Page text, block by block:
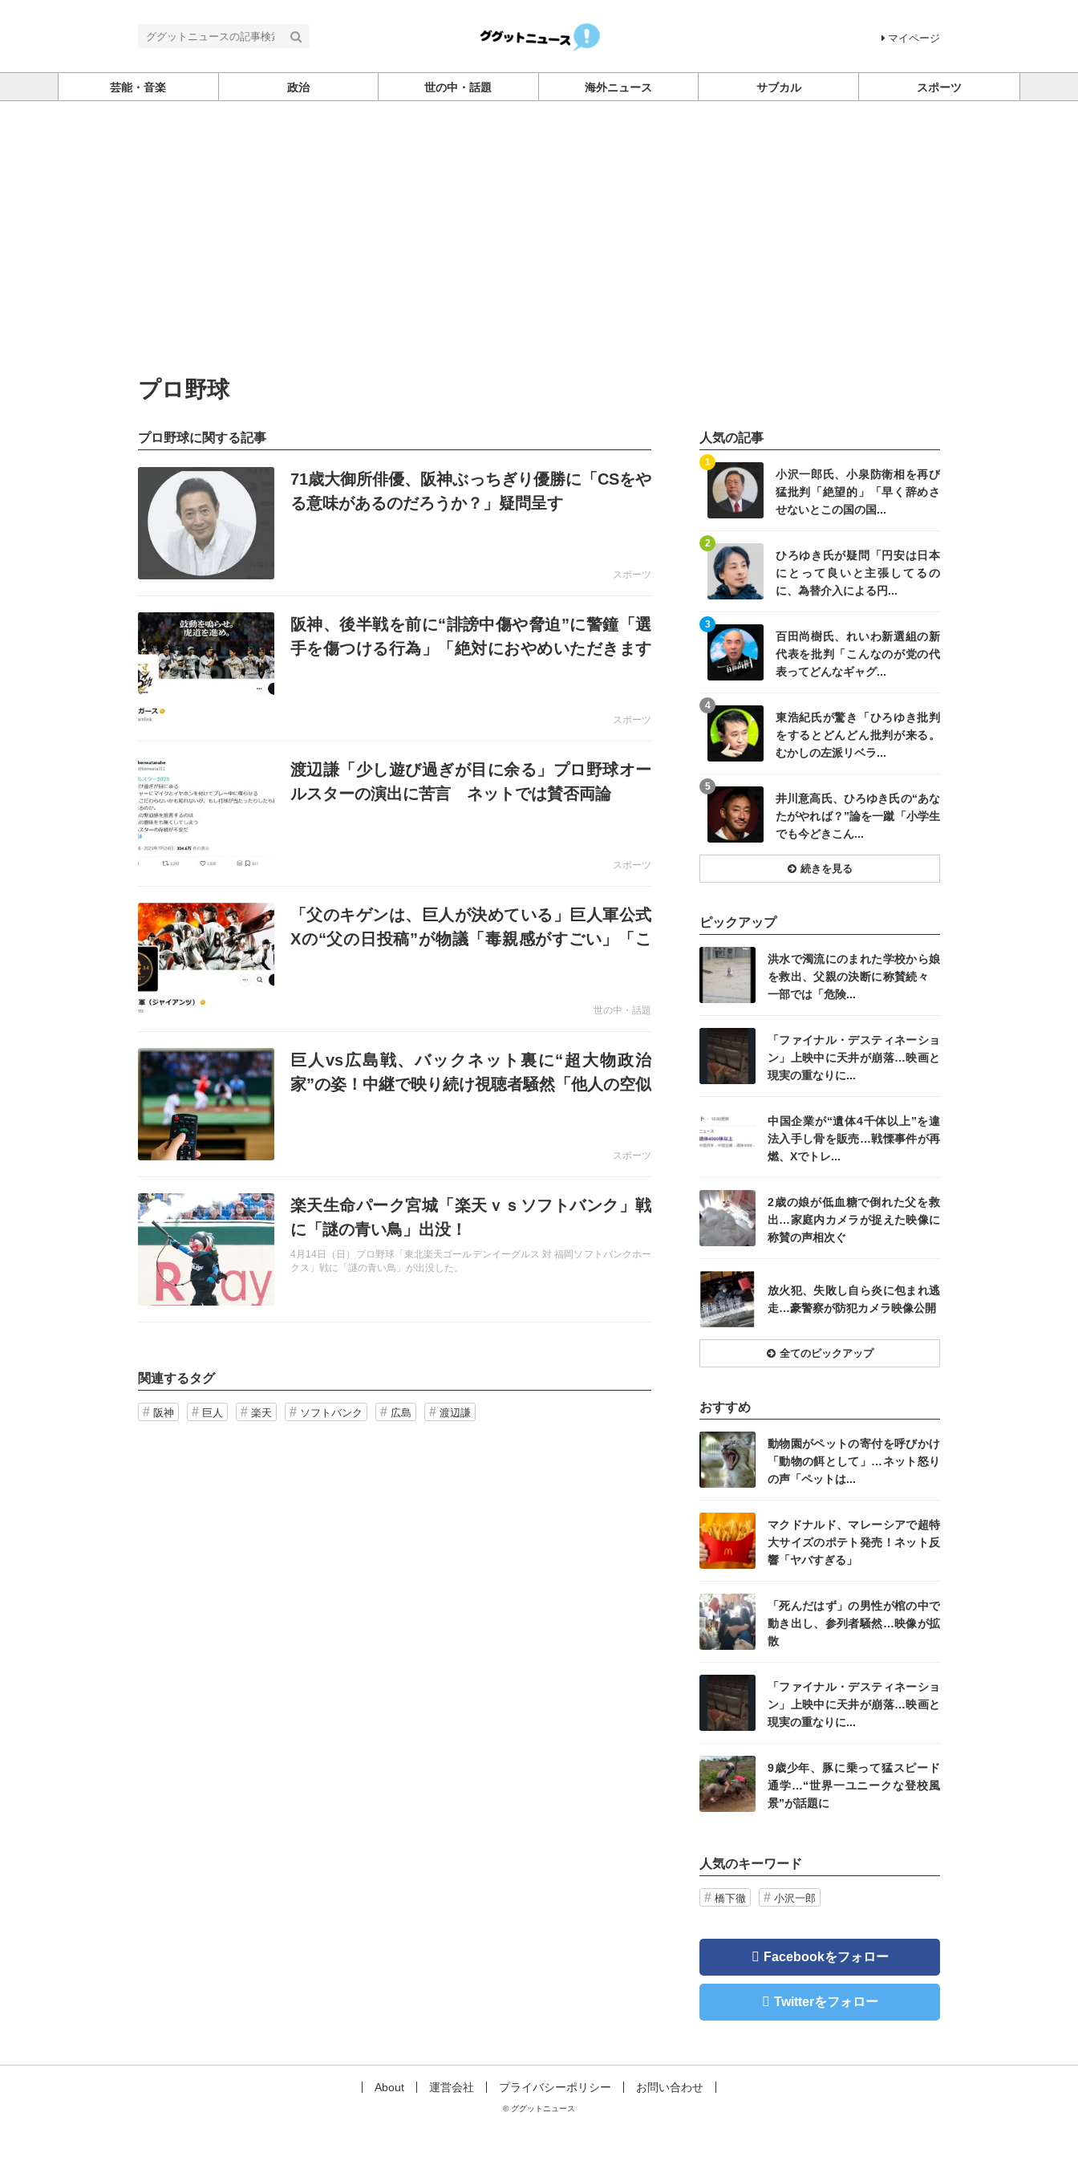
マイページ
芸能・音楽 政治 世の中・話題 海外ニュース サブカル スポーツ
プロ野球
プロ野球に関する記事
71歳大御所俳優、阪神ぶっちぎり優勝に「CSをや
る意味があるのだろうか？」疑問呈す
スポーツ
阪神、後半戦を前に“誹謗中傷や脅迫”に警鐘「選
手を傷つける行為」「絶対におやめいただきます
スポーツ
渡辺謙「少し遊び過ぎが目に余る」プロ野球オー
ルスターの演出に苦言 ネットでは賛否両論
スポーツ
「父のキゲンは、巨人が決めている」巨人軍公式
Xの“父の日投稿”が物議「毒親感がすごい」「こ
世の中・話題
巨人vs広島戦、バックネット裏に“超大物政治
家”の姿！中継で映り続け視聴者騒然「他人の空似
スポーツ
楽天生命パーク宮城「楽天ｖｓソフトバンク」戦
に「謎の青い鳥」出没！
4月14日（日）プロ野球「東北楽天ゴールデンイーグルス 対 福岡ソフトバンクホー
クス」戦に「謎の青い鳥」が出没した。
関連するタグ
阪神 巨人 楽天 ソフトバンク 広島 渡辺謙
人気の記事
小沢一郎氏、小泉防衛相を再び
猛批判「絶望的」「早く辞めさ
せないとこの国の国...
1
ひろゆき氏が疑問「円安は日本
にとって良いと主張してるの
に、為替介入による円...
2
百田尚樹氏、れいわ新選組の新
代表を批判「こんなのが党の代
表ってどんなギャグ...
3
記事を読む
東浩紀氏が驚き「ひろゆき批判
をするとどんどん批判が来る。
むかしの左派リベラ...
4
井川意高氏、ひろゆき氏の“あな
たがやれば？”論を一蹴「小学生
でも今どきこん...
5
続きを見る
ピックアップ
洪水で濁流にのまれた学校から娘
を救出、父親の決断に称賛続々
一部では「危険...
記事を読む
「ファイナル・デスティネーショ
ン」上映中に天井が崩落…映画と
現実の重なりに...
中国企業が“遺体4千体以上”を違
法入手し骨を販売…戦慄事件が再
燃、Xでトレ...
2歳の娘が低血糖で倒れた父を救
出…家庭内カメラが捉えた映像に
称賛の声相次ぐ
放火犯、失敗し自ら炎に包まれ逃
走…豪警察が防犯カメラ映像公開
全てのピックアップ
おすすめ
動物園がペットの寄付を呼びかけ
「動物の餌として」…ネット怒り
の声「ペットは...
マクドナルド、マレーシアで超特
大サイズのポテト発売！ネット反
響「ヤバすぎる」
「死んだはず」の男性が棺の中で
動き出し、参列者騒然…映像が拡
散
「ファイナル・デスティネーショ
ン」上映中に天井が崩落…映画と
現実の重なりに...
9歳少年、豚に乗って猛スピード
通学…“世界一ユニークな登校風
景”が話題に
人気のキーワード
橋下徹 小沢一郎
Facebookをフォロー
Twitterをフォロー
About 運営会社 プライバシーポリシー お問い合わせ
© ググットニュース